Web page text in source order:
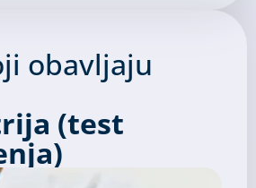
obavljaju
(test